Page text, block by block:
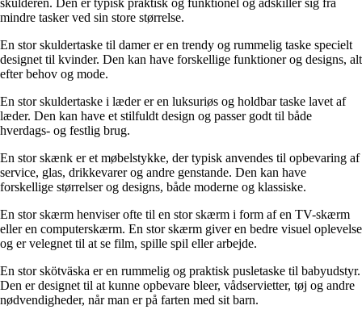
mindre tasker ved sin store størrelse.
En stor skuldertaske til damer er en trendy og rummelig taske specielt
designet til kvinder. Den kan have forskellige funktioner og designs, alt
efter behov og mode.
En stor skuldertaske i læder er en luksuriøs og holdbar taske lavet af
læder. Den kan have et stilfuldt design og passer godt til både
hverdags- og festlig brug.
En stor skænk er et møbelstykke, der typisk anvendes til opbevaring af
service, glas, drikkevarer og andre genstande. Den kan have
forskellige størrelser og designs, både moderne og klassiske.
En stor skærm henviser ofte til en stor skærm i form af en TV-skærm
eller en computerskærm. En stor skærm giver en bedre visuel oplevelse
og er velegnet til at se film, spille spil eller arbejde.
En stor skötväska er en rummelig og praktisk pusletaske til babyudstyr.
Den er designet til at kunne opbevare bleer, vådservietter, tøj og andre
nødvendigheder, når man er på farten med sit barn.